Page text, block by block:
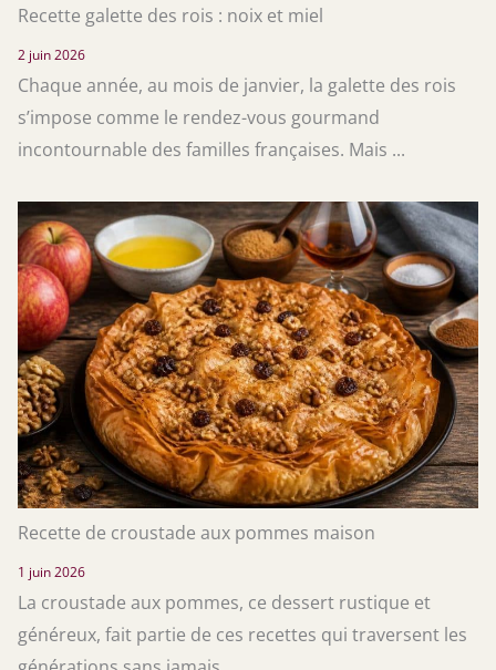
Recette galette des rois : noix et miel
2 juin 2026
Chaque année, au mois de janvier, la galette des rois
s’impose comme le rendez-vous gourmand
incontournable des familles françaises. Mais ...
Recette de croustade aux pommes maison
1 juin 2026
La croustade aux pommes, ce dessert rustique et
généreux, fait partie de ces recettes qui traversent les